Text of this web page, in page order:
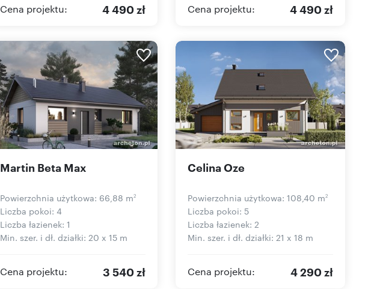
Cena projektu: 4 490 zł Cena projektu: 4 490 zł
Martin Beta Max
Powierzchnia użytkowa: 66,88 m2
Liczba pokoi: 4
Liczba łazienek: 1
Min. szer. i dł. działki: 20 x 15 m
Cena projektu: 3 540 zł
Celina Oze
Powierzchnia użytkowa: 108,40 m2
Liczba pokoi: 5
Liczba łazienek: 2
Min. szer. i dł. działki: 21 x 18 m
Cena projektu: 4 290 zł